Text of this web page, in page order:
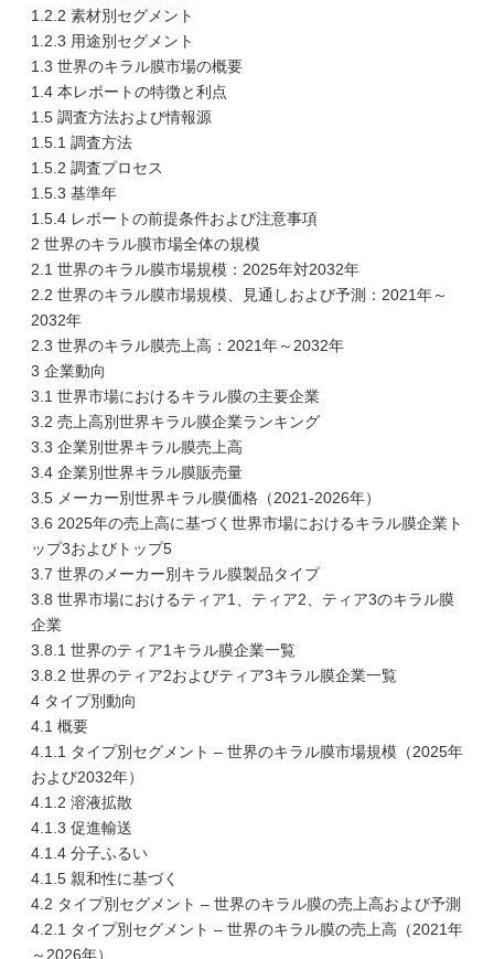
1.2.2 素材別セグメント
1.2.3 用途別セグメント
1.3 世界のキラル膜市場の概要
1.4 本レポートの特徴と利点
1.5 調査方法および情報源
1.5.1 調査方法
1.5.2 調査プロセス
1.5.3 基準年
1.5.4 レポートの前提条件および注意事項
2 世界のキラル膜市場全体の規模
2.1 世界のキラル膜市場規模：2025年対2032年
2.2 世界のキラル膜市場規模、見通しおよび予測：2021年～
2032年
2.3 世界のキラル膜売上高：2021年～2032年
3 企業動向
3.1 世界市場におけるキラル膜の主要企業
3.2 売上高別世界キラル膜企業ランキング
3.3 企業別世界キラル膜売上高
3.4 企業別世界キラル膜販売量
3.5 メーカー別世界キラル膜価格（2021-2026年）
3.6 2025年の売上高に基づく世界市場におけるキラル膜企業ト
ップ3およびトップ5
3.7 世界のメーカー別キラル膜製品タイプ
3.8 世界市場におけるティア1、ティア2、ティア3のキラル膜
企業
3.8.1 世界のティア1キラル膜企業一覧
3.8.2 世界のティア2およびティア3キラル膜企業一覧
4 タイプ別動向
4.1 概要
4.1.1 タイプ別セグメント – 世界のキラル膜市場規模（2025年
および2032年）
4.1.2 溶液拡散
4.1.3 促進輸送
4.1.4 分子ふるい
4.1.5 親和性に基づく
4.2 タイプ別セグメント – 世界のキラル膜の売上高および予測
4.2.1 タイプ別セグメント – 世界のキラル膜の売上高（2021年
～2026年）